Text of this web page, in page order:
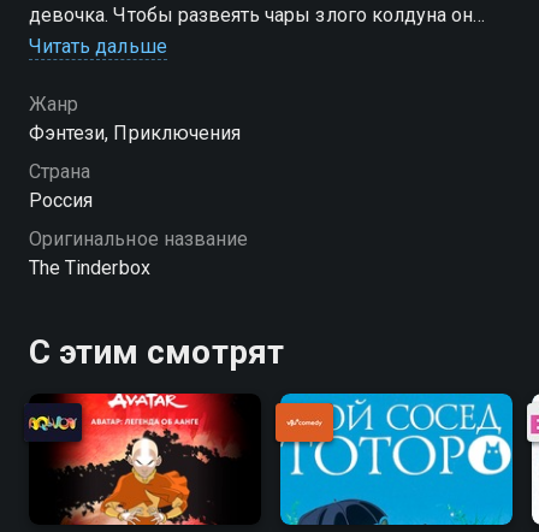
девочка. Чтобы развеять чары злого колдуна он
должен отправится в опасное приключение
Читать дальше
Жанр
Фэнтези, Приключения
Страна
Россия
Оригинальное название
The Tinderbox
С этим смотрят